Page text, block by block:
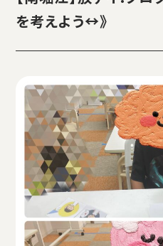
を考えよう↔︎》